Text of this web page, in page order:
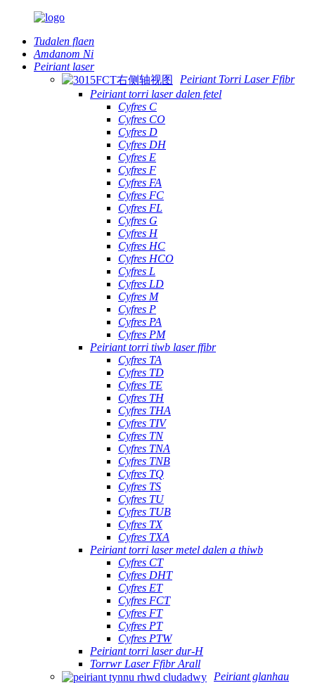
Tudalen flaen
Amdanom Ni
Peiriant laser
Peiriant Torri Laser Ffibr
Peiriant torri laser dalen fetel
Cyfres C
Cyfres CO
Cyfres D
Cyfres DH
Cyfres E
Cyfres F
Cyfres FA
Cyfres FC
Cyfres FL
Cyfres G
Cyfres H
Cyfres HC
Cyfres HCO
Cyfres L
Cyfres LD
Cyfres M
Cyfres P
Cyfres PA
Cyfres PM
Peiriant torri tiwb laser ffibr
Cyfres TA
Cyfres TD
Cyfres TE
Cyfres TH
Cyfres THA
Cyfres TIV
Cyfres TN
Cyfres TNA
Cyfres TNB
Cyfres TQ
Cyfres TS
Cyfres TU
Cyfres TUB
Cyfres TX
Cyfres TXA
Peiriant torri laser metel dalen a thiwb
Cyfres CT
Cyfres DHT
Cyfres ET
Cyfres FCT
Cyfres FT
Cyfres PT
Cyfres PTW
Peiriant torri laser dur-H
Torrwr Laser Ffibr Arall
Peiriant glanhau